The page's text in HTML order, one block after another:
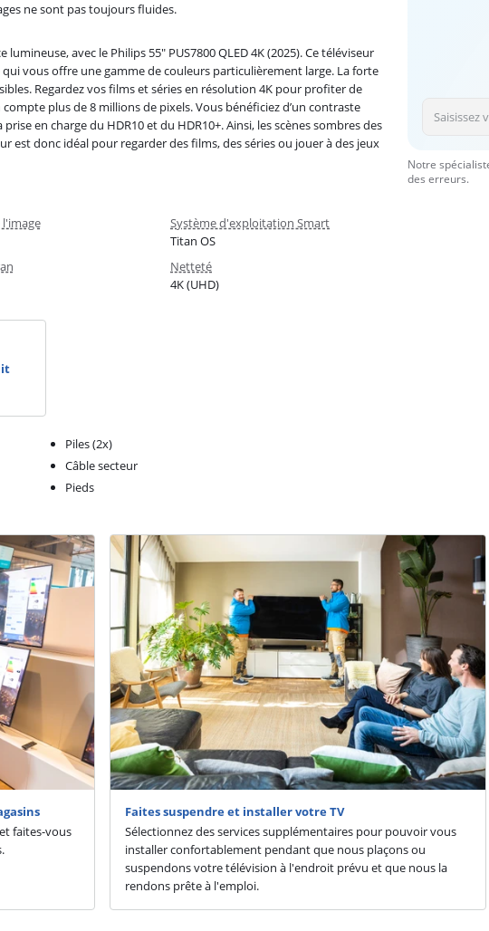
Notre
des erreurs.
ne sont pas toujours fluides.
avec le Philips 55" PUS7800 QLED 4K (2025). Ce téléviseur
vous offre une gamme de couleurs particulièrement large. La forte
Regardez vos films et séries en résolution 4K pour profiter de
plus de 8 millions de pixels. Vous bénéficiez d’un contraste
en charge du HDR10 et du HDR10+. Ainsi, les scènes sombres des
est donc idéal pour regarder des films, des séries ou jouer à des jeux
Système d'exploitation Smart
Titan OS
Netteté
4K (UHD)
Piles (2x)
Câble secteur
Pieds
faites-vous
Faites suspendre et installer votre TV
Sélectionnez des services supplémentaires pour pouvoir vous
installer confortablement pendant que nous plaçons ou
suspendons votre télévision à l'endroit prévu et que nous la
rendons prête à l'emploi.